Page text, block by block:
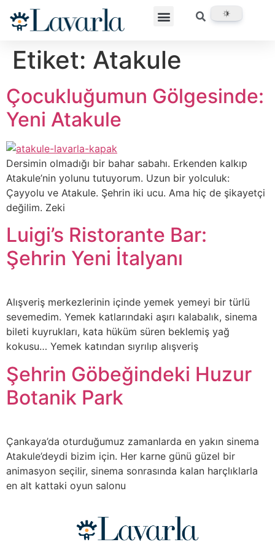
Etiket: Atakule
Çocukluğumun Gölgesinde:
Yeni Atakule
Dersimin olmadığı bir bahar sabahı. Erkenden kalkıp
Atakule’nin yolunu tutuyorum. Uzun bir yolculuk:
Çayyolu ve Atakule. Şehrin iki ucu. Ama hiç de şikayetçi
değilim. Zeki
Luigi’s Ristorante Bar:
Şehrin Yeni İtalyanı
Alışveriş merkezlerinin içinde yemek yemeyi bir türlü
sevemedim. Yemek katlarındaki aşırı kalabalık, sinema
bileti kuyrukları, kata hüküm süren beklemiş yağ
kokusu… Yemek katından sıyrılıp alışveriş
Şehrin Göbeğindeki Huzur
Botanik Park
Çankaya’da oturduğumuz zamanlarda en yakın sinema
Atakule’deydi bizim için. Her karne günü güzel bir
animasyon seçilir, sinema sonrasında kalan harçlıklarla
en alt kattaki oyun salonu